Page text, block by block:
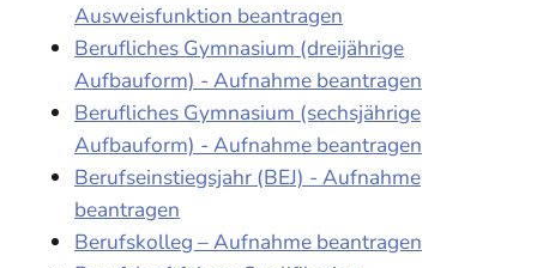
Ausweisfunktion beantragen
Berufliches Gymnasium (dreijährige
Aufbauform) - Aufnahme beantragen
Berufliches Gymnasium (sechsjährige
Aufbauform) - Aufnahme beantragen
Berufseinstiegsjahr (BEJ) - Aufnahme
beantragen
Berufskolleg – Aufnahme beantragen